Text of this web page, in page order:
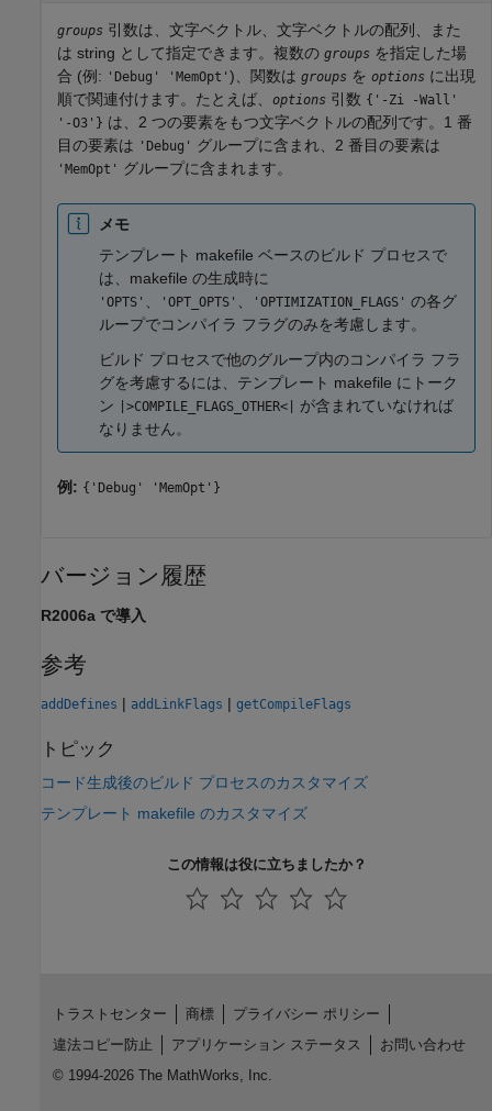
groups 引数は、文字ベクトル、文字ベクトルの配列、また
は string として指定できます。複数の groups を指定した場
合 (例: 'Debug' 'MemOpt' )、関数は groups を options に出現
順で関連付けます。たとえば、 options 引数 {'-Zi -Wall'
'-O3'} は、2 つの要素をもつ文字ベクトルの配列です。1 番
目の要素は 'Debug' グループに含まれ、2 番目の要素は
'MemOpt' グループに含まれます。
メモ
テンプレート makefile ベースのビルド プロセスで
は、makefile の生成時に
'OPTS' 、 'OPT_OPTS' 、 'OPTIMIZATION_FLAGS' の各グ
ループでコンパイラ フラグのみを考慮します。
ビルド プロセスで他のグループ内のコンパイラ フラ
グを考慮するには、テンプレート makefile にトーク
ン
|>COMPILE_FLAGS_OTHER<|
が含まれていなければ
なりません。
例: {'Debug' 'MemOpt'}
バージョン履歴
R2006a で導入
参考
addDefines | addLinkFlags | getCompileFlags
トピック
コード生成後のビルド プロセスのカスタマイズ
テンプレート makefile のカスタマイズ
この情報は役に立ちましたか？
トラストセンター 商標
プライバシー ポリシー
違法コピー防止
アプリケーション ステータス
お問い合わせ
© 1994-2026 The MathWorks, Inc.